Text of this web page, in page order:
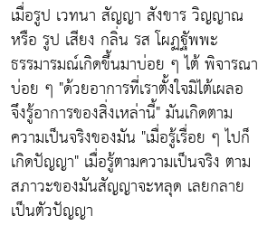
เมื่อรูป เวทนา สัญญา สังขาร วิญญาณ
หรือ รูป เสียง กลิ่น รส โผฏฐัพพะ
ธรรมารมณ์เกิดขึ้นมาบ่อย ๆ ไต้ พิจารณา
บ่อย ๆ "ด้วยอาการที่เราตั้งใจมิไต้เผลอ
จึงรู้อาการของสิ่งเหล่านี้"มันเกิดตาม
ความเป็นจริงของมัน "เมื่อรู้เรื่อย ๆ ไปก็
เกิดปัญญา" เมื่อรู้ตามความเป็นจริง ตาม
สภาวะของมันสัญญาจะหลุด เลยกลาย
เป็นตัวปัญญา